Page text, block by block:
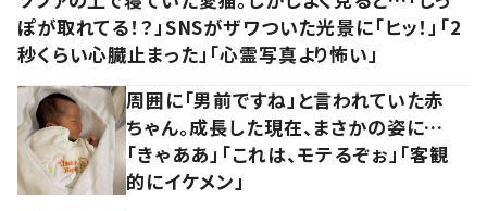
ぽが取れてる！？」SNSがザワついた光景に「ヒッ！」「2
秒くらい心臓止まった」「心霊写真より怖い」
周囲に「男前ですね」と言われていた赤
ちゃん。成長した現在、まさかの姿に…
「きゃああ」「これは、モテるぞぉ」「客観
的にイケメン」